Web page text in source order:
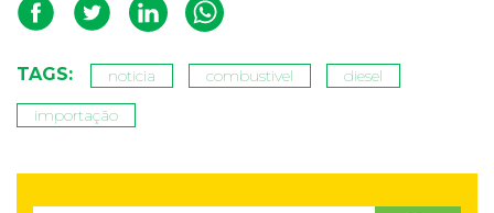
TAGS: noticia combustivel
diesel
importação